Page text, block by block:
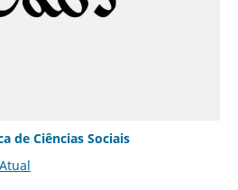
de Ciências Sociais